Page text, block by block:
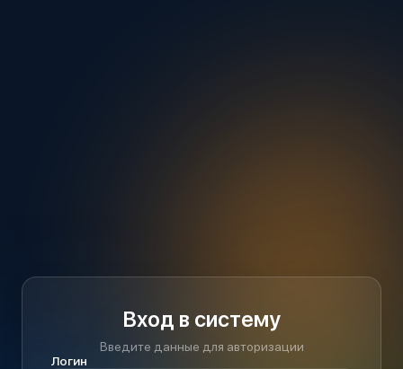
Вход в систему
Введите данные для авторизации
Логин